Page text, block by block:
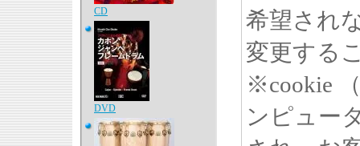
CD
DVD
希望され
変更する
※cookie
ンピュー